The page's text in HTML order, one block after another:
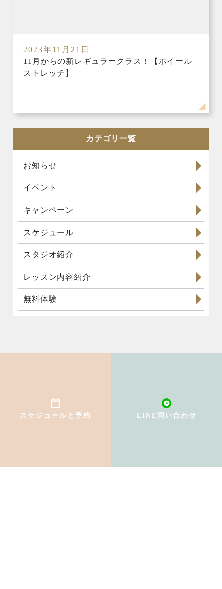
スケジュールと予約 LINE問い合わせ
2023年11月21日
11月からの新レギュラークラス！【ホイール
ストレッチ】
カテゴリ一覧
お知らせ
イベント
キャンペーン
スケジュール
スタジオ紹介
レッスン内容紹介
無料体験